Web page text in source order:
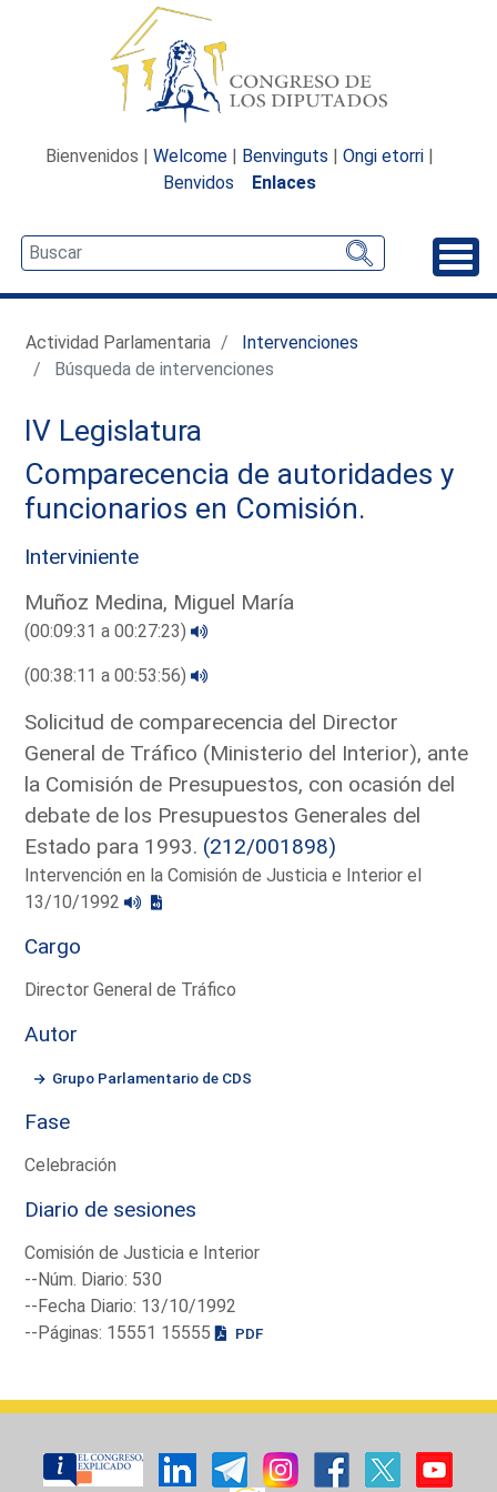
Bienvenidos | Welcome | Benvinguts | Ongi etorri |
Benvidos
Enlaces
Actividad Parlamentaria
Intervenciones
Búsqueda de intervenciones
IV Legislatura
Comparecencia de autoridades y
funcionarios en Comisión.
Interviniente
Muñoz Medina, Miguel María
(00:09:31 a 00:27:23)
(00:38:11 a 00:53:56)
Solicitud de comparecencia del Director
General de Tráfico (Ministerio del Interior), ante
la Comisión de Presupuestos, con ocasión del
debate de los Presupuestos Generales del
Estado para 1993. (212/001898)
Intervención en la Comisión de Justicia e Interior el
13/10/1992
Cargo
Director General de Tráfico
Autor
Grupo Parlamentario de CDS
Fase
Celebración
Diario de sesiones
Comisión de Justicia e Interior
--Núm. Diario: 530
--Fecha Diario: 13/10/1992
--Páginas: 15551 15555
PDF